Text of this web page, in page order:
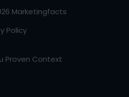
Marketingfacts
Policy
Proven Context